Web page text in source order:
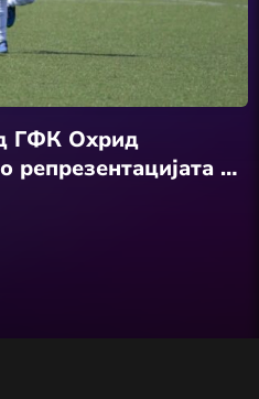
trending_flat
ГФК Охрид
на